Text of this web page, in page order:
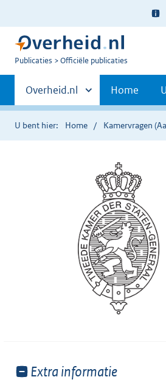
Ter
U
Publicaties Officiële publicaties
Primaire
navigatie
Andere
sites
binnen
Overheid.nl Home
U bent hier: Home Kamervragen
Toon
Extra informatie